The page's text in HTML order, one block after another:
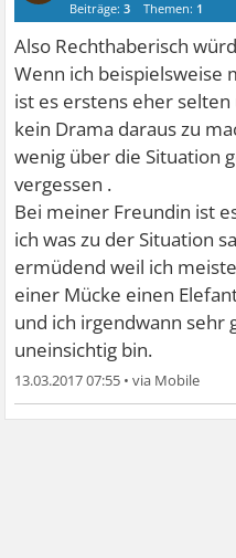
Beiträge:3 Themen: 1
Also Rechthaberisch
Wenn ich beispielsweise
ist es erstens eher
kein Drama daraus zu
wenig über die Situation
vergessen .
Bei meiner Freundin ist
ich was zu der Situation
ermüdend weil ich
einer Mücke einen
und ich irgendwann sehr
uneinsichtig bin.
13.03.2017 07:55 •